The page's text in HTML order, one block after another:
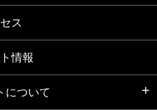
ス
情報
について